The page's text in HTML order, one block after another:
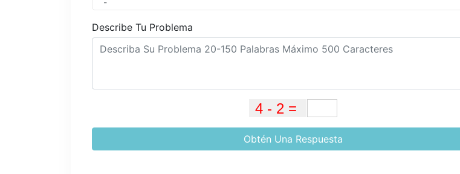
-
Describe Tu Problema
Obtén Una Respuesta